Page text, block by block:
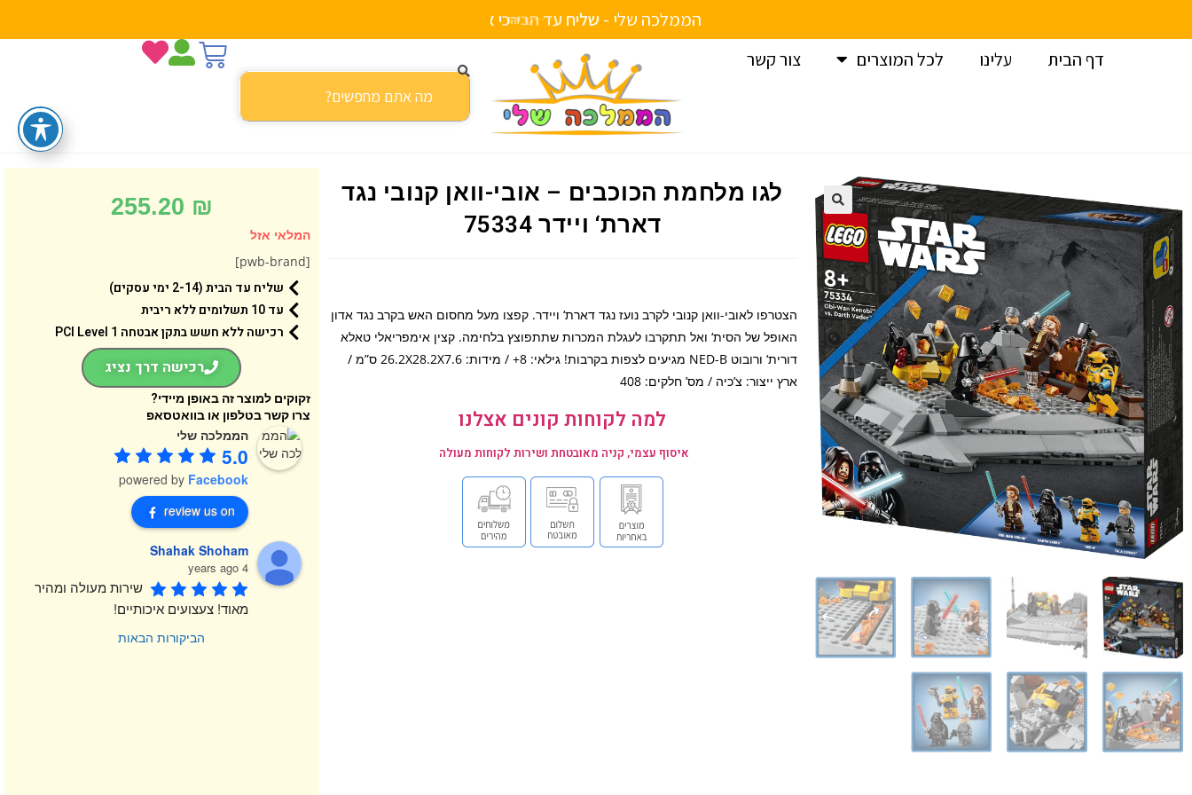
הממלכה שלי -שליחעדהבית
דף הבית
עלינו לכל המוצרים צור קשר
לגו מלחמת הכוכבים – אובי-וואן קנובי נגד
דארת‘ ויידר 75334
הצטרפו לאובי-וואן קנובי לקרב נועז נגד דארת‘ ויידר. קפצו מעל מחסום האש בקרב נגד אדון
האופל של הסית‘ ואל תתקרבו לעגלת המכרות שתתפוצץ בלחימה. קצין אימפריאלי טאלא
דורית‘ ורובוט NED-B מגיעים לצפות בקרבות! גילאי: 8+ / מידות: 26.2X28.2X7.6 ס”מ /
ארץ ייצור: צ’כיה / מס’ חלקים: 408
למה לקוחות קונים אצלנו
איסוף עצמי, קניה מאובטחת ושירות לקוחות מעולה
255.20 ₪
המלאי אזל
[pwb-brand]
שליח עד הבית (2-14 ימי עסקים)
עד 10 תשלומים ללא ריבית
רכישה ללא חשש בתקן אבטחה 1 PCI Level
רכישה דרך נציג
זקוקים למוצר זה באופן מיידי?
צרו קשר בטלפון או בוואטסאפ
הממלכה שלי
5.0
powered by Facebook
review us on
Shahak Shoham
4 years ago
מאוד! צעצועים איכותיים!
הביקורות הבאות